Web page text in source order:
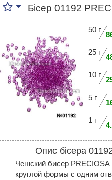
Бісер 01192
50 г
25 г
10 г
5 г
1 г
Опис бісера
Чешский бисер
круглой формы с одним